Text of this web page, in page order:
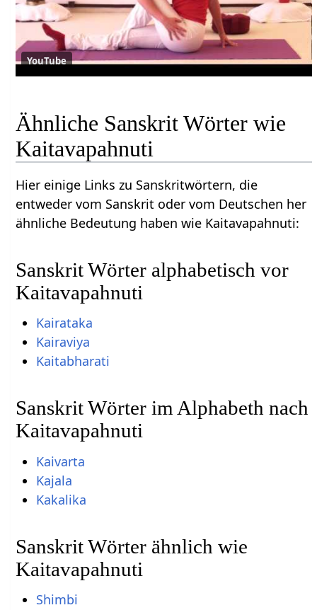
YouTube
Ähnliche Sanskrit Wörter wie
Kaitavapahnuti
Hier einige Links zu Sanskritwörtern, die
entweder vom Sanskrit oder vom Deutschen her
ähnliche Bedeutung haben wie Kaitavapahnuti:
Sanskrit Wörter alphabetisch vor
Kaitavapahnuti
Kairataka
Kairaviya
Kaitabharati
Sanskrit Wörter im Alphabeth nach
Kaitavapahnuti
Kaivarta
Kajala
Kakalika
Sanskrit Wörter ähnlich wie
Kaitavapahnuti
Shimbi